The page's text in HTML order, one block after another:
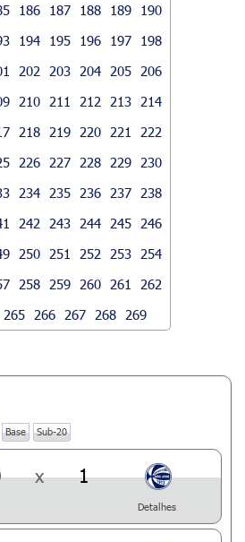
186 187 188 189
190
194 195 196 197
198
202 203 204 205
206
210 211 212 213
214
218 219 220 221
222
226 227 228 229
230
234 235 236 237
238
242 243 244 245
246
250 251 252 253
254
258 259 260 261
262
265 266 267 268 269
Base Sub-20
x 1
Detalhes